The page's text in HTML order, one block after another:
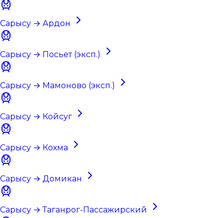
Сарысу → Ардон
Сарысу → Посьет (эксп.)
Сарысу → Мамоново (эксп.)
Сарысу → Койсуг
Сарысу → Кохма
Сарысу → Домикан
Сарысу → Таганрог-Пассажирский